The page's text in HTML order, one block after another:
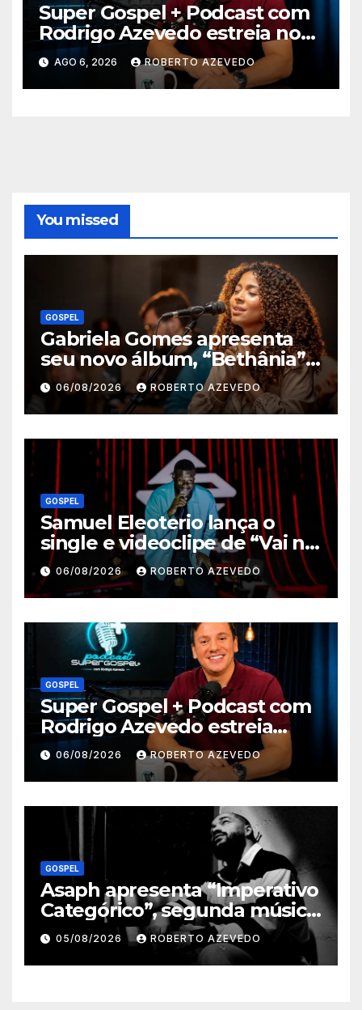
Super Gospel + Podcast com
Rodrigo Azevedo estreia nova
temporada e reúne grandes
nomes da música gospel
brasileira
AGO 6, 2026 ROBERTO AZEVEDO
You missed
GOSPEL
Gabriela Gomes apresenta
seu novo álbum, “Bethânia”,
e o clipe de “Manso e
Humilde”, com a participação
de Jessé Perão
06/08/2026 ROBERTO AZEVEDO
GOSPEL
Samuel Eleoterio lança o
single e videoclipe de “Vai na
Marcha”
06/08/2026 ROBERTO AZEVEDO
GOSPEL
Super Gospel + Podcast com
Rodrigo Azevedo estreia
nova temporada e reúne
grandes nomes da música
gospel brasileira
06/08/2026 ROBERTO AZEVEDO
GOSPEL
Asaph apresenta “Imperativo
Categórico”, segunda música
de trabalho de seu novo
álbum pela Onimusic
05/08/2026 ROBERTO AZEVEDO